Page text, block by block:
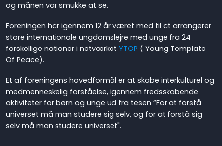
og månen var smukke at se.
Foreningen har igennem 12 år været med til at arrangerer
store internationale ungdomslejre med unge fra 24
forskellige nationer i netværket YTOP ( Young Template
Of Peace).
Et af foreningens hovedformål er at skabe interkulturel og
medmenneskelig forståelse, igennem fredsskabende
aktiviteter for børn og unge ud fra tesen “For at forstå
universet må man studere sig selv, og for at forstå sig
selv må man studere universet".